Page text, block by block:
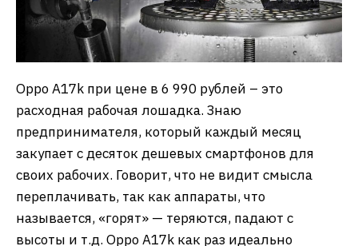
Oppo A17k при цене в 6 990 рублей – это
расходная рабочая лошадка. Знаю
предпринимателя, который каждый месяц
закупает с десяток дешевых смартфонов для
своих рабочих. Говорит, что не видит смысла
переплачивать, так как аппараты, что
называется, «горят» — теряются, падают с
высоты и т.д. Oppo A17k как раз идеально